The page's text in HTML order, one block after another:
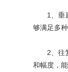
1、垂直
够满足多
2、往复
和幅度，